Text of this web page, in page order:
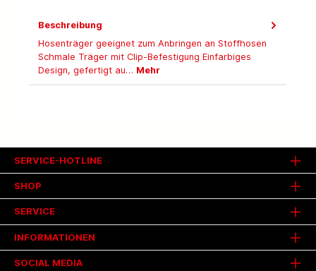
Beschreibung
Hosenträger geeignet zum Anbringen an Stoffhosen
Schmale Träger mit Clip-Befestigung Einfarbiges
Design, gefertigt au… Mehr
SHOP
SERVICE
INFORMATIONEN
SERVICE-HOTLINE
SOCIAL MEDIA